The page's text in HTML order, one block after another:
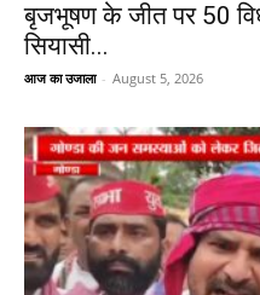
बृजभूषण के जीत पर 50
सियासी...
आज का उजाला - August 5, 2026